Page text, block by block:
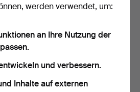
alt und akzeptieredie
zur Kenntnis genommen habe.
erstellen
werden verwendet, um:
an Ihre Nutzung der
und verbessern.
Inhalte auf externen